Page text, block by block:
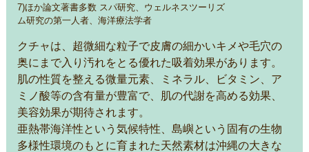
7)ほか論文著書多数 スパ研究、ウェルネスツーリズ
ム研究の第一人者、海洋療法学者
クチャは、超微細な粒子で皮膚の細かいキメや毛穴の
奥にまで入り汚れをとる優れた吸着効果があります。
肌の性質を整える微量元素、ミネラル、ビタミン、ア
ミノ酸等の含有量が豊富で、肌の代謝を高める効果、
美容効果が期待されます。
亜熱帯海洋性という気候特性、島嶼という固有の生物
多様性環境のもとに育まれた天然素材は沖縄の大きな